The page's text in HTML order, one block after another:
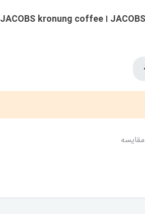
پودر قهوه جاکوبز کرونانگ 500 گرم JACOBS ا JACOBS kronung coffee
مقایسه